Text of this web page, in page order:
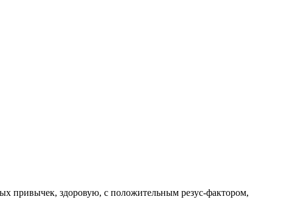
привычек, здоровую, с положительным резус-фактором,